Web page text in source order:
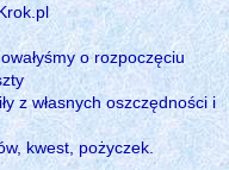
o rozpoczęciu
z własnych oszczędności i
kwest, pożyczek.